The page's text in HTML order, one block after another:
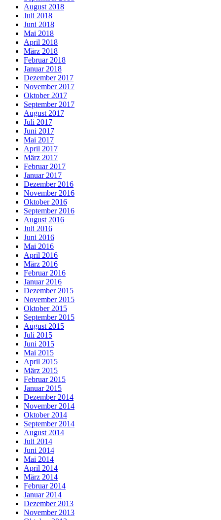
August 2018
Juli 2018
Juni 2018
Mai 2018
April 2018
März 2018
Februar 2018
Januar 2018
Dezember 2017
November 2017
Oktober 2017
September 2017
August 2017
Juli 2017
Juni 2017
Mai 2017
April 2017
März 2017
Februar 2017
Januar 2017
Dezember 2016
November 2016
Oktober 2016
September 2016
August 2016
Juli 2016
Juni 2016
Mai 2016
April 2016
März 2016
Februar 2016
Januar 2016
Dezember 2015
November 2015
Oktober 2015
September 2015
August 2015
Juli 2015
Juni 2015
Mai 2015
April 2015
März 2015
Februar 2015
Januar 2015
Dezember 2014
November 2014
Oktober 2014
September 2014
August 2014
Juli 2014
Juni 2014
Mai 2014
April 2014
März 2014
Februar 2014
Januar 2014
Dezember 2013
November 2013